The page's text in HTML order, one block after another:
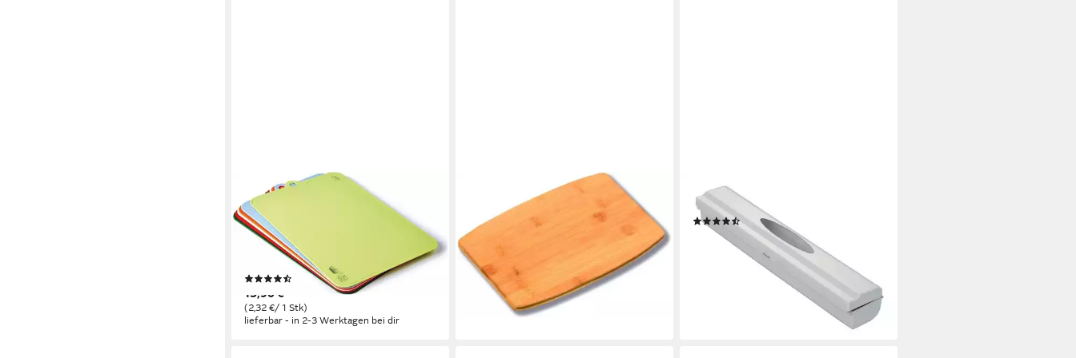
ALL EAZY HOME & KITCHEN
Schneidebrett ALL EAZY HOME &
KITCHEN Schneidebretter 6er Set
bunt BPA-frei, Kunststoff, (Set, 6-St.,
6 Schneidebretter), Lasche zum
Aufhängen
13,90 €
(2,32 €/ 1 Stk)
lieferbar - in 2-3 Werktagen bei dir
Schneidebrett Schneidebrett, Maße:
27 x 19 x 1,3 cm, (1-St)
3,49 €
lieferbar - in 9-11 Werktagen bei dir
WENKO
Schneidebrett, Kunststoff
(67)
25,99 €
lieferbar - in 3-4 Werktagen bei dir